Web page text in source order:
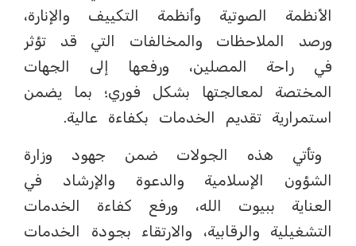
الأنظمة الصوتية وأنظمة التكييف والإنارة،
ورصد الملاحظات والمخالفات التي قد تؤثر
في راحة المصلين، ورفعها إلى الجهات
المختصة لمعالجتها بشكل فوري؛ بما يضمن
استمرارية تقديم الخدمات بكفاءة عالية.
وتأتي هذه الجولات ضمن جهود وزارة
الشؤون الإسلامية والدعوة والإرشاد في
العناية ببيوت الله، ورفع كفاءة الخدمات
التشغيلية والرقابية، والارتقاء بجودة الخدمات